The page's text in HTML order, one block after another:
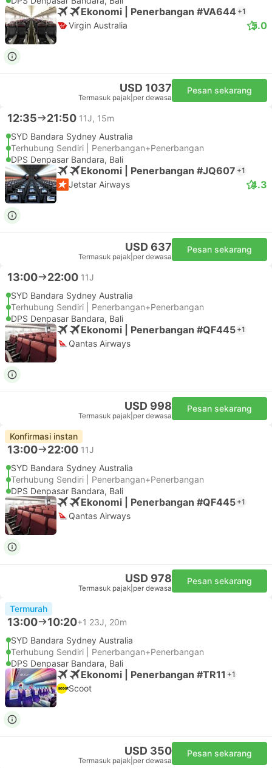
Ekonomi | Penerbangan #VA644 +1
Virgin Australia 5.0
USD 1037
Termasuk pajak per dewasa
Pesan sekarang
12:35 21:50 11J, 15m
SYD Bandara Sydney Australia
Terhubung Sendiri | Penerbangan+Penerbangan
DPS Denpasar Bandara, Bali
Ekonomi | Penerbangan #JQ607 +1
Jetstar Airways 4.3
USD 637
Termasuk pajak per dewasa
Pesan sekarang
13:00 22:00 11J
SYD Bandara Sydney Australia
Terhubung Sendiri | Penerbangan+Penerbangan
DPS Denpasar Bandara, Bali
Ekonomi | Penerbangan #QF445 +1
Qantas Airways
USD 998
Termasuk pajak per dewasa
Pesan sekarang
Konfirmasi instan
13:00 22:00 11J
SYD Bandara Sydney Australia
Terhubung Sendiri | Penerbangan+Penerbangan
DPS Denpasar Bandara, Bali
Ekonomi | Penerbangan #QF445 +1
Qantas Airways
USD 978
Termasuk pajak per dewasa
Pesan sekarang
Termurah
13:00 10:20+1 23J, 20m
SYD Bandara Sydney Australia
Terhubung Sendiri | Penerbangan+Penerbangan
DPS Denpasar Bandara, Bali
Ekonomi | Penerbangan #TR11 +1
Scoot
USD 350
Termasuk pajak per dewasa
Pesan sekarang